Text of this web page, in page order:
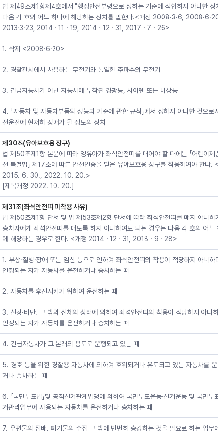
법 제49조제1항제4호에서 "행정안전부령으로 정하는 기준에 적합하지 아니한 장
다음 각 호의 어느 하나에 해당하는 장치를 말한다.<개정 2008·3·6,
2013·3·23, 2014ㆍ11ㆍ19, 2014ㆍ12ㆍ31, 2017ㆍ7ㆍ26>
1. 삭제 <2008·6·20>
2. 경찰관서에서 사용하는 무전기와 동일한 주파수의 무전기
3. 긴급자동차가 아닌 자동차에 부착된 경광등, 사이렌 또는 비상등
4. 「자동차 및 자동차부품의 성능과 기준에 관한 규칙」에서 정하지 아니한 것으로
전운전에 현저히 장애가 될 정도의 장치
제30조(유아보호용 장구)
법 제50조제1항 본문에 따라 영유아가 좌석안전띠를 매어야 할 때에는 「어린이제
전 특별법」 제17조에 따른 안전인증을 받은 유아보호용 장구를 착용하여야 한다.
2015. 6. 30., 2022. 10. 20.>
[제목개정 2022. 10. 20.]
제31조(좌석안전띠 미착용 사유)
법 제50조제1항 단서 및 법 제53조제2항 단서에 따라 좌석안전띠를 매지 아니하
승차자에게 좌석안전띠를 매도록 하지 아니하여도 되는 경우는 다음 각 호의 어느
에 해당하는 경우로 한다. <개정 2014ㆍ12ㆍ31, 2018ㆍ9ㆍ28>
1. 부상·질병·장애 또는 임신 등으로 인하여 좌석안전띠의 착용이 적당하지 아니하
인정되는 자가 자동차를 운전하거나 승차하는 때
2. 자동차를 후진시키기 위하여 운전하는 때
3. 신장·비만, 그 밖의 신체의 상태에 의하여 좌석안전띠의 착용이 적당하지 아니
인정되는 자가 자동차를 운전하거나 승차하는 때
4. 긴급자동차가 그 본래의 용도로 운행되고 있는 때
5. 경호 등을 위한 경찰용 자동차에 의하여 호위되거나 유도되고 있는 자동차를
거나 승차하는 때
6. 「국민투표법」및 공직선거관계법령에 의하여 국민투표운동·선거운동 및 국민투
거관리업무에 사용되는 자동차를 운전하거나 승차하는 때
7. 우편물의 집배, 폐기물의 수집 그 밖에 빈번히 승강하는 것을 필요로 하는 업무